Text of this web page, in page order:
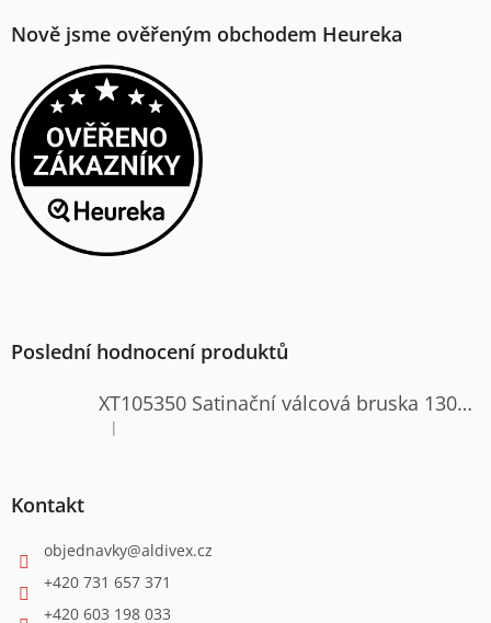
Nově jsme ověřeným obchodem Heureka
Poslední hodnocení produktů
XT105350 Satinační válcová bruska 1300W
Hodnocení produktu je 4 z 5 hvězdiček.
|
Kontakt
objednavky@aldivex.cz
+420 731 657 371
+420 603 198 033